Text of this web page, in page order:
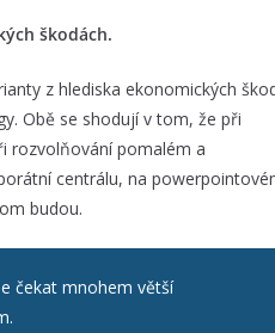
škodách.
z hlediska ekonomických
Obě se shodují v tom, že při
rozvolňování pomalém a
centrálu, na
budou.
čekat mnohem větší